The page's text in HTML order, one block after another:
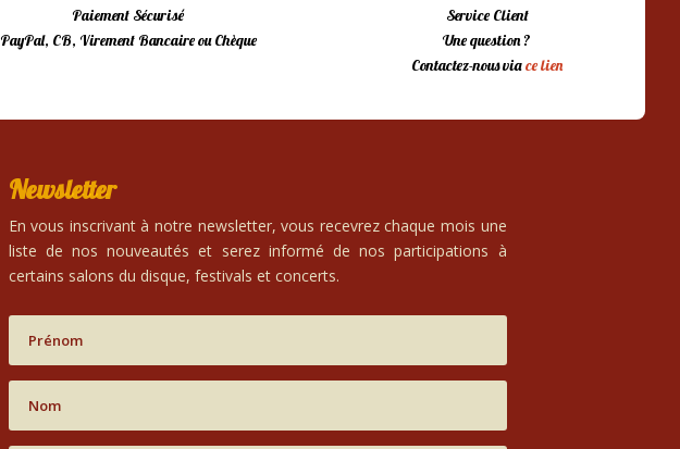
Paiement Sécurisé
PayPal, CB, Virement Bancaire ou Chèque
Service Client
Une question ?
Contactez-nous viace lien
Newsletter
En vous inscrivant à notre newsletter, vous recevrez chaque mois une
liste de nos nouveautés et serez informé de nos participations à
certains salons du disque, festivals et concerts.